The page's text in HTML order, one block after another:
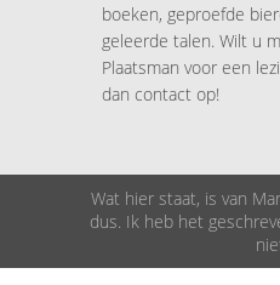
boeken, geproefde
geleerde talen. Wilt u
Plaatsman voor een
dan contact op!
Wat hier staat, is van
dus. Ik heb het